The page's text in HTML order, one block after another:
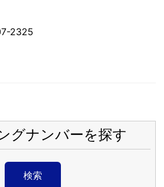
2325
グナンバーを探す
検索